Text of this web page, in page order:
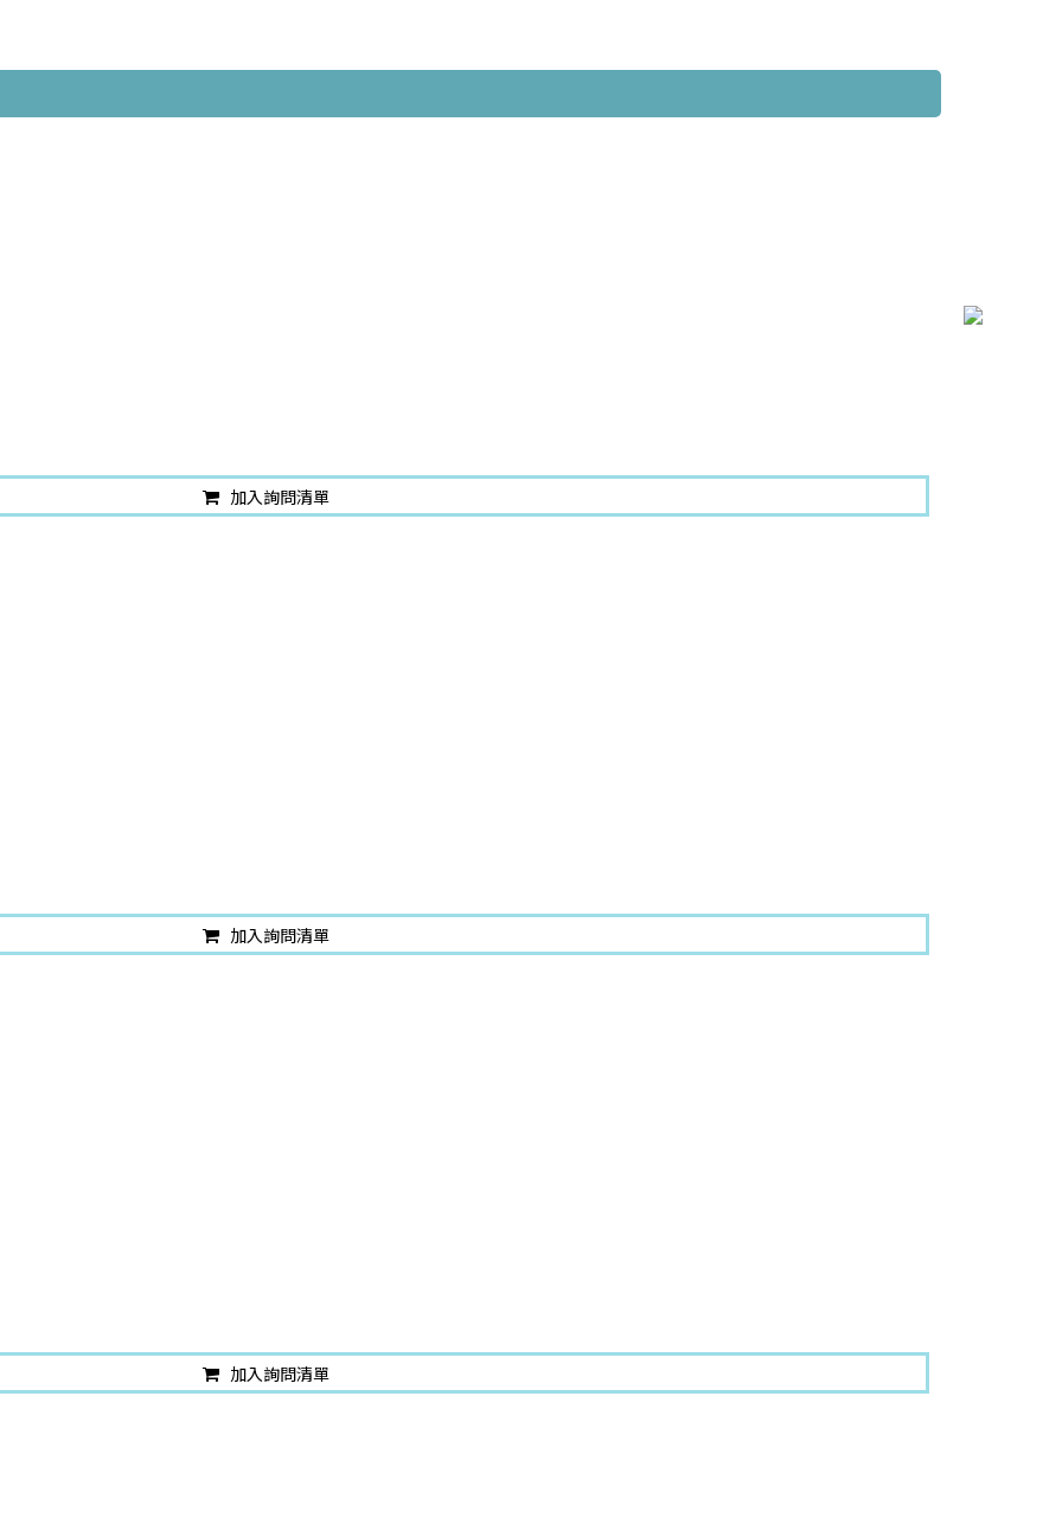
加入詢問清單
加入詢問清單
加入詢問清單